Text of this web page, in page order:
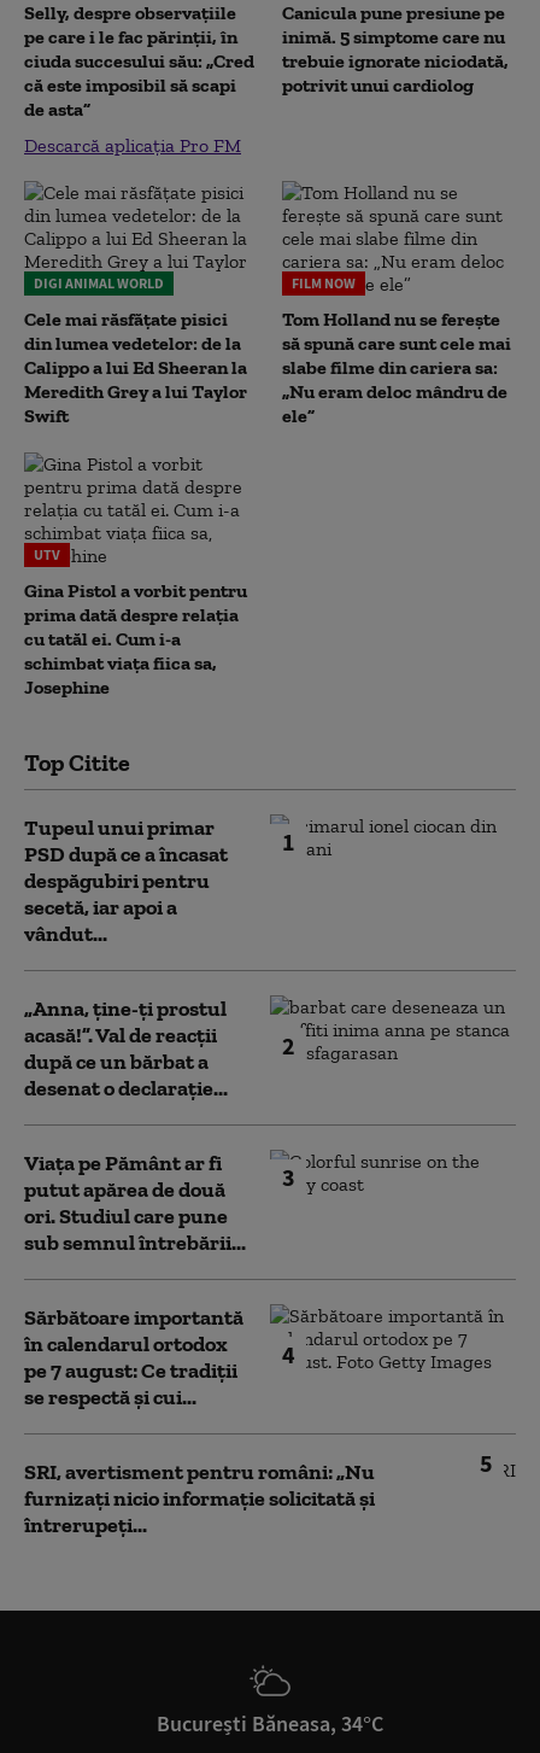
Selly, despre observațiile
pe care i le fac părinții, în
ciuda succesului său: „Cred
că este imposibil să scapi
de asta”
Descarcă aplicația Pro FM
Canicula pune presiune pe
inimă. 5 simptome care nu
trebuie ignorate niciodată,
potrivit unui cardiolog
DIGI ANIMAL WORLD
Cele mai răsfățate pisici
din lumea vedetelor: de la
Calippo a lui Ed Sheeran la
Meredith Grey a lui Taylor
Swift
FILM NOW
Tom Holland nu se ferește
să spună care sunt cele mai
slabe filme din cariera sa:
„Nu eram deloc mândru de
ele”
UTV
Gina Pistol a vorbit pentru
prima dată despre relația
cu tatăl ei. Cum i-a
schimbat viața fiica sa,
Josephine
Top Citite
1
Tupeul unui primar
PSD după ce a încasat
despăgubiri pentru
secetă, iar apoi a
vândut...
2
„Anna, ţine-ţi prostul
acasă!”. Val de reacții
după ce un bărbat a
desenat o declarație...
3
Viața pe Pământ ar fi
putut apărea de două
ori. Studiul care pune
sub semnul întrebării...
4
Sărbătoare importantă
în calendarul ortodox
pe 7 august: Ce tradiții
se respectă și cui...
5
SRI, avertisment pentru români: „Nu
furnizați nicio informație solicitată și
întrerupeți...
București Băneasa, 34°C